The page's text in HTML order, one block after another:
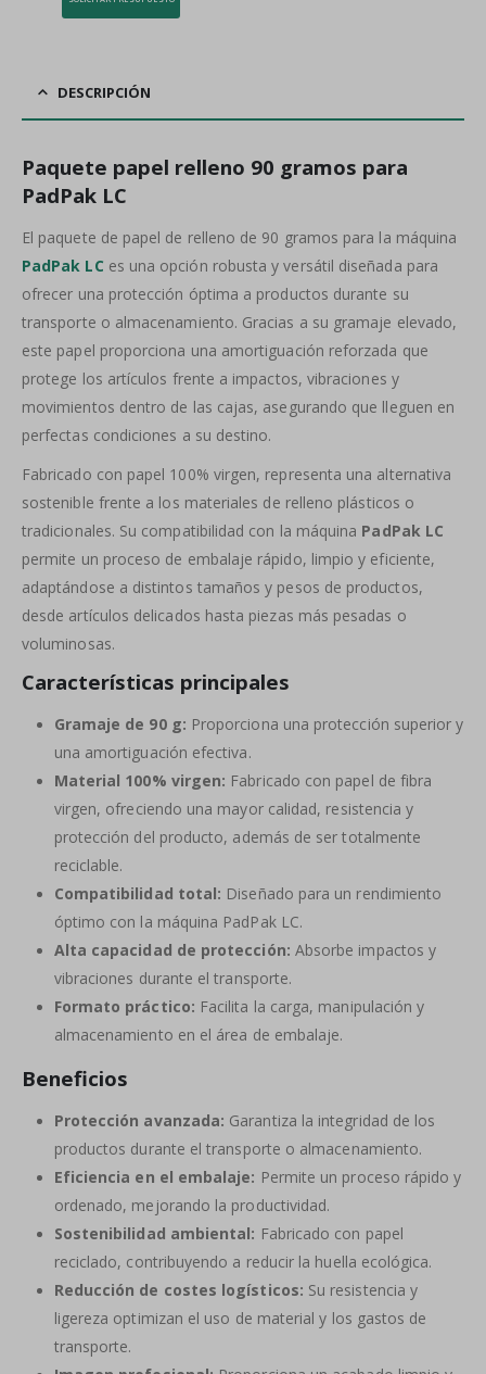
DESCRIPCIÓN
Paquete papel relleno 90 gramos para
PadPak LC
El paquete de papel de relleno de 90 gramos para la máquina
PadPak LC es una opción robusta y versátil diseñada para
ofrecer una protección óptima a productos durante su
transporte o almacenamiento. Gracias a su gramaje elevado,
este papel proporciona una amortiguación reforzada que
protege los artículos frente a impactos, vibraciones y
movimientos dentro de las cajas, asegurando que lleguen en
perfectas condiciones a su destino.
Fabricado con papel 100% virgen, representa una alternativa
sostenible frente a los materiales de relleno plásticos o
tradicionales. Su compatibilidad con la máquina PadPak LC
permite un proceso de embalaje rápido, limpio y eficiente,
adaptándose a distintos tamaños y pesos de productos,
desde artículos delicados hasta piezas más pesadas o
voluminosas.
Características principales
Gramaje de 90 g: Proporciona una protección superior y
una amortiguación efectiva.
Material 100% virgen: Fabricado con papel de fibra
virgen, ofreciendo una mayor calidad, resistencia y
protección del producto, además de ser totalmente
reciclable.
Compatibilidad total: Diseñado para un rendimiento
óptimo con la máquina PadPak LC.
Alta capacidad de protección: Absorbe impactos y
vibraciones durante el transporte.
Formato práctico: Facilita la carga, manipulación y
almacenamiento en el área de embalaje.
Beneficios
Protección avanzada: Garantiza la integridad de los
productos durante el transporte o almacenamiento.
Eficiencia en el embalaje: Permite un proceso rápido y
ordenado, mejorando la productividad.
Sostenibilidad ambiental: Fabricado con papel
reciclado, contribuyendo a reducir la huella ecológica.
Reducción de costes logísticos: Su resistencia y
ligereza optimizan el uso de material y los gastos de
transporte.